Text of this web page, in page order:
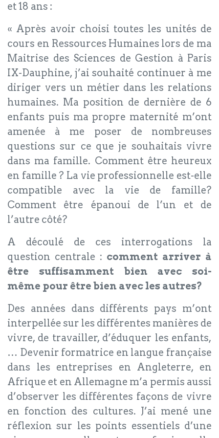
et 18 ans :
« Après avoir choisi toutes les unités de
cours en Ressources Humaines lors de ma
Maitrise des Sciences de Gestion à Paris
IX-Dauphine, j’ai souhaité continuer à me
diriger vers un métier dans les relations
humaines. Ma position de dernière de 6
enfants puis ma propre maternité m’ont
amenée à me poser de nombreuses
questions sur ce que je souhaitais vivre
dans ma famille. Comment être heureux
en famille ? La vie professionnelle est-elle
compatible avec la vie de famille?
Comment être épanoui de l’un et de
l’autre côté?
A découlé de ces interrogations la
question centrale : comment arriver à
être suffisamment bien avec soi-
même pour être bien avec les autres?
Des années dans différents pays m’ont
interpellée sur les différentes manières de
vivre, de travailler, d’éduquer les enfants,
… Devenir formatrice en langue française
dans les entreprises en Angleterre, en
Afrique et en Allemagne m’a permis aussi
d’observer les différentes façons de vivre
en fonction des cultures. J’ai mené une
réflexion sur les points essentiels d’une